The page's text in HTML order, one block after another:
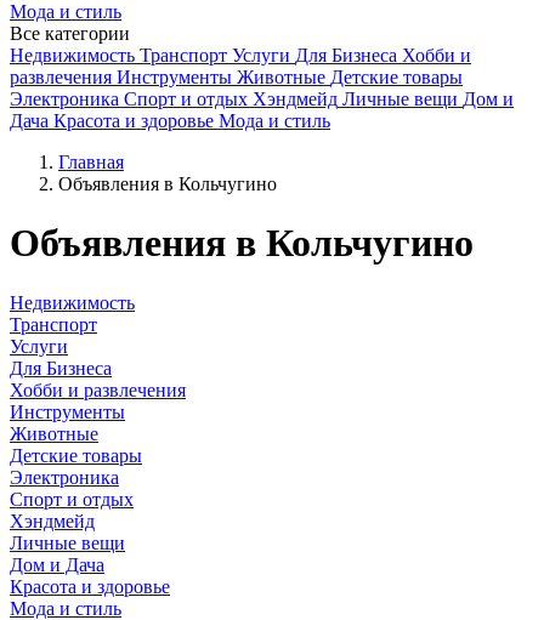
Мода и стиль
Все категории
Недвижимость Транспорт Услуги Для Бизнеса Хобби и
развлечения Инструменты Животные Детские товары
Электроника Спорт и отдых Хэндмейд Личные вещи Дом и
Дача Красота и здоровье Мода и стиль
Главная
Объявления в Кольчугино
Объявления в Кольчугино
Недвижимость
Транспорт
Услуги
Для Бизнеса
Хобби и развлечения
Инструменты
Животные
Детские товары
Электроника
Спорт и отдых
Хэндмейд
Личные вещи
Дом и Дача
Красота и здоровье
Мода и стиль